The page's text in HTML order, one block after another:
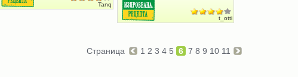
Tanq
t_otti
Страница 1 2 3 4 5 6 7 8 9 10 11